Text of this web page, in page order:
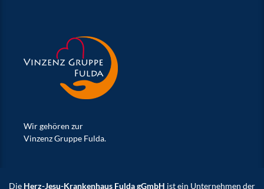
Wir gehören zur
Vinzenz Gruppe Fulda.
Die Herz-Jesu-Krankenhaus Fulda gGmbH ist ein Unternehmen der